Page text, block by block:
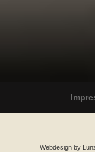
Webdesign by